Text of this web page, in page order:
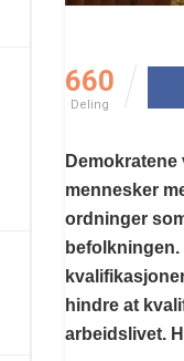
660
Deling
mennesker
ordninger
hindre at
arbeidslivet.